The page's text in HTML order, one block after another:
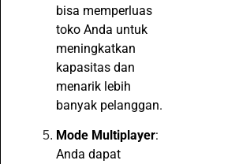
bisa memperluas
toko Anda untuk
meningkatkan
kapasitas dan
menarik lebih
banyak pelanggan.
Mode Multiplayer:
Anda dapat